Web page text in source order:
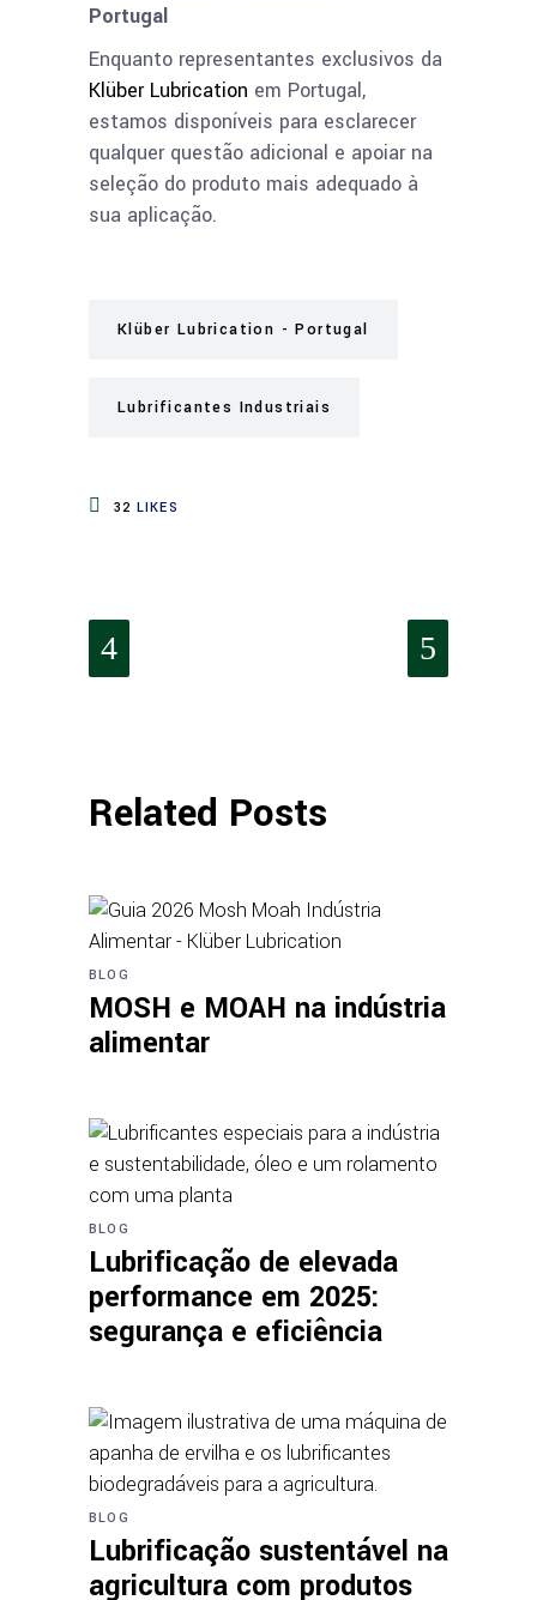
Portugal
Enquanto representantes exclusivos da
Klüber Lubrication em Portugal,
estamos disponíveis para esclarecer
qualquer questão adicional e apoiar na
seleção do produto mais adequado à
sua aplicação.
Klüber Lubrication - Portugal
Lubrificantes Industriais
32 LIKES
Related Posts
BLOG
MOSH e MOAH na indústria
alimentar
BLOG
Lubrificação de elevada
performance em 2025:
segurança e eficiência
BLOG
Lubrificação sustentável na
agricultura com produtos